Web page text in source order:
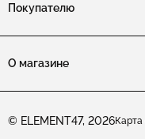
Покупателю
О магазине
© ELEMENT47, 2026Карта